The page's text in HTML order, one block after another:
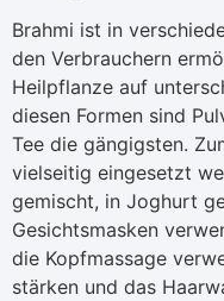
Brahmi ist in
den Verbrauchern
Heilpflanze auf
diesen Formen sind
Tee die gängigsten.
vielseitig eingesetzt
gemischt, in Joghurt
Gesichtsmasken
die Kopfmassage
stärken und das